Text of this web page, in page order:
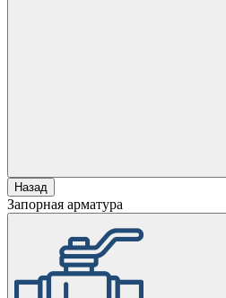
Назад
Запорная арматура